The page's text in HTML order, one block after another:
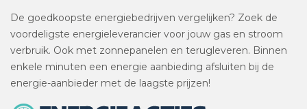
De goedkoopste energiebedrijven vergelijken? Zoek de
voordeligste energieleverancier voor jouw gas en stroom
verbruik. Ook met zonnepanelen en terugleveren. Binnen
enkele minuten een energie aanbieding afsluiten bij de
energie-aanbieder met de laagste prijzen!